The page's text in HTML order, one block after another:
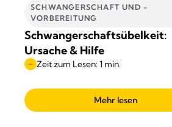
SCHWANGERSCHAFT UND -
VORBEREITUNG
Schwangerschaftsübelkeit:
Ursache & Hilfe
Zeit zum Lesen: 1 min.
Mehr lesen